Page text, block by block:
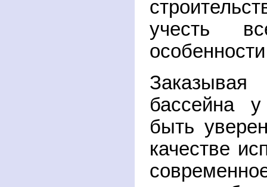
учесть
бассейна
быть
качестве